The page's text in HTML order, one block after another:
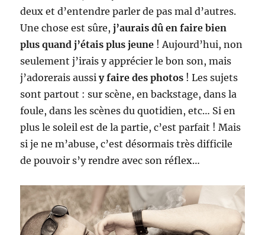
deux et d’entendre parler de pas mal d’autres.
Une chose est sûre,j’aurais dû en faire bien
plus quand j’étais plus jeune ! Aujourd’hui, non
seulement j’irais y apprécier le bon son, mais
j’adorerais aussiy faire des photos ! Les sujets
sont partout : sur scène, en backstage, dans la
foule, dans les scènes du quotidien, etc… Si en
plus le soleil est de la partie, c’est parfait ! Mais
si je ne m’abuse, c’est désormais très difficile
de pouvoir s’y rendre avec son réflex…